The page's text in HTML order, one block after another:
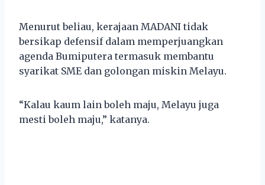
Menurut beliau, kerajaan MADANI tidak
bersikap defensif dalam memperjuangkan
agenda Bumiputera termasuk membantu
syarikat SME dan golongan miskin Melayu.
“Kalau kaum lain boleh maju, Melayu juga
mesti boleh maju,” katanya.